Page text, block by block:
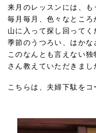
来月のレッスンには、も
毎月毎月、色々なところ
山に入って探し回ってく
季節のうつろい、はかな
このなんとも言えない独
さん教えていただきまし
こちらは、夫婦下駄をコ